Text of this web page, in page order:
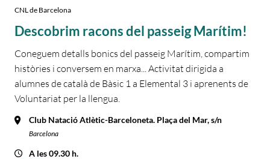
CNL de Barcelona
Descobrim racons del passeig Marítim!
Coneguem detalls bonics del passeig Marítim, compartim
històries i conversem en marxa... Activitat dirigida a
alumnes de català de Bàsic 1 a Elemental 3 i aprenents de
Voluntariat per la llengua.
Club Natació Atlètic-Barceloneta. Plaça del Mar, s/n
Barcelona
A les 09.30 h.